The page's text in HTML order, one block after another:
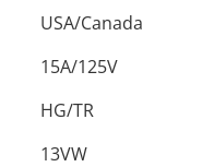
USA/Canada
15A/125V
HG/TR
13VW